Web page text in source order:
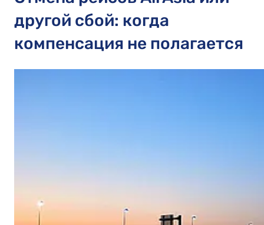
другой сбой: когда
компенсация не полагается